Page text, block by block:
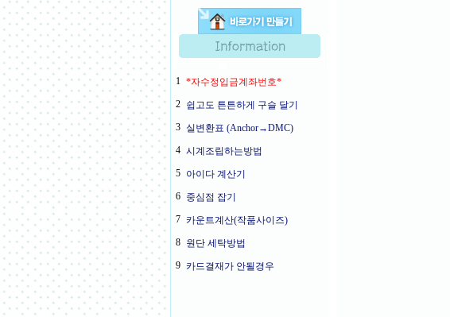
1 *자수정입금계좌번호*
2 쉽고도 튼튼하게 구슬 달기
3 실변환표 (Anchor→DMC)
4 시계조립하는방법
5 아이다 계산기
6 중심점 잡기
7 카운트계산(작품사이즈)
8 원단 세탁방법
9 카드결재가 안될경우